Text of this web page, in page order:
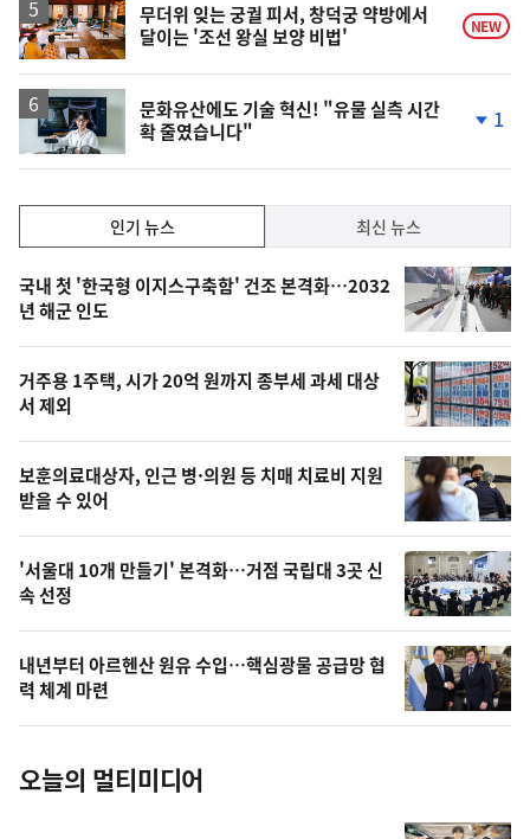
무더위 잊는 궁궐 피서, 창덕궁 약방에서
달이는 '조선 왕실 보양 비법'
NEW
문화유산에도 기술 혁신! "유물 실측 시간
확 줄였습니다"
하
락
1
기,
최
신,
오
늘
의
영
상
오
늘
의
사
진
인기 뉴스 최신 뉴스
인
기
뉴
스
국내 첫 '한국형 이지스구축함' 건조 본격화…2032
년 해군 인도
거주용 1주택, 시가 20억 원까지 종부세 과세 대상
서 제외
보훈의료대상자, 인근 병·의원 등 치매 치료비 지원
받을 수 있어
'서울대 10개 만들기' 본격화…거점 국립대 3곳 신
속 선정
내년부터 아르헨산 원유 수입…핵심광물 공급망 협
력 체계 마련
오늘의 멀티미디어